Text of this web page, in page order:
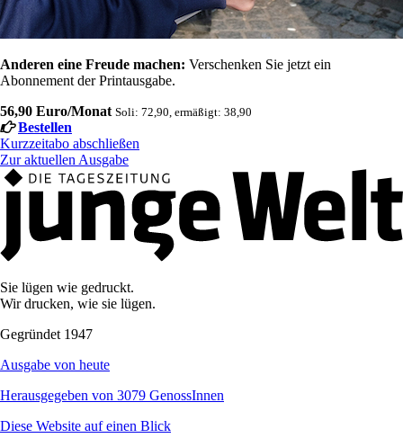
Anderen eine Freude machen: Verschenken Sie jetzt ein
Abonnement der Printausgabe.
56,90 Euro/Monat Soli: 72,90, ermäßigt: 38,90
Bestellen
Kurzzeitabo abschließen
Zur aktuellen Ausgabe
Sie lügen wie gedruckt.
Wir drucken, wie sie lügen.
Gegründet 1947
Ausgabe von heute
Herausgegeben von 3079 GenossInnen
Diese Website auf einen Blick